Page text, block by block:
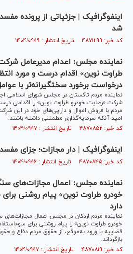
اینفوگرافیک | جزئیاتی از پرونده
شد
کد خبر: ۴۸۷۱۲۹۹ تاریخ انتشار : ۱۴۰۴/۰۹/۱۹
نماینده مجلس: اعدام مدیرعامل
طراوت نوین» اقدام درست و مورد
درخواست برخورد سختگیرانه‌تر با
نماینده مردم تاکستان در مجلس شورای اسلامی
شرکت «رضایت خودرو طراوت نوین» را اقدامی
مردم با فروش اموال و دارایی‌های خود در این
امید آنکه سرمایه‌گذاری مطمئنی داشته باشند.
کد خبر: ۴۸۷۰۸۵۲ تاریخ انتشار : ۱۴۰۴/۰۹/۱۷
اینفوگرافیک | دار مجازات؛ جزای
کد خبر: ۴۸۷۰۸۴۵ تاریخ انتشار : ۱۴۰۴/۰۹/۱۶
نماینده مجلس: اعمال مجازات‌های
خودرو طراوت نوین» پیام روشنی
دارد
نماینده مردم اردکان در مجلس اعمال مجازات‌های
خودرو طراوت نوین» را پیام روشنی برای
قضاییه با ورود به‌موقع، از حقوق مردم دفاع و
بازگرداند.
کد خبر: ۴۸۷۰۸۱۹ تاریخ انتشار : ۱۴۰۴/۰۹/۱۷